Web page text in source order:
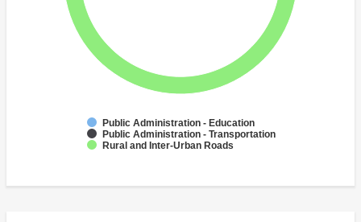
Public Administration - Education
Public Administration - Transportation
Rural and Inter-Urban Roads